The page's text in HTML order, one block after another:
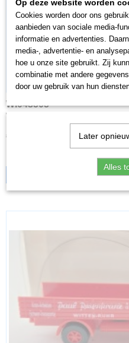
WI043505
Wiking 043505 H0 1:87 MB Atego
€ 21,95
Op deze website worden
Cookies worden door ons
aanbieden van sociale media-
informatie en advertenties.
media-, advertentie- en
hoe u onze site gebruikt. Zij
combinatie met andere
door uw gebruik van hun
Later
Alles